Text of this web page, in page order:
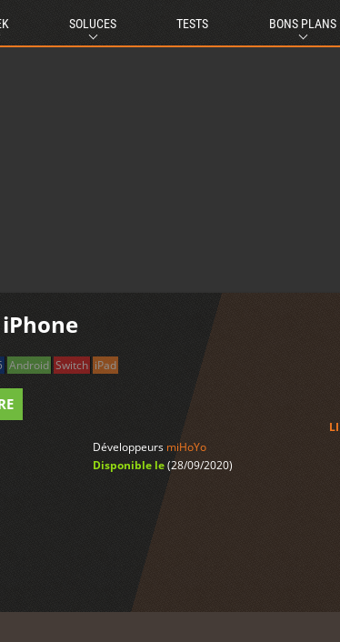
SOLUCES TESTS BONS PLANS
Android Switch iPad
Développeurs miHoYo
Disponible le(28/09/2020)